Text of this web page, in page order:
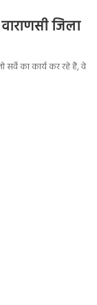
जिला
सर्वे का कार्य कर रहे हैं, वे